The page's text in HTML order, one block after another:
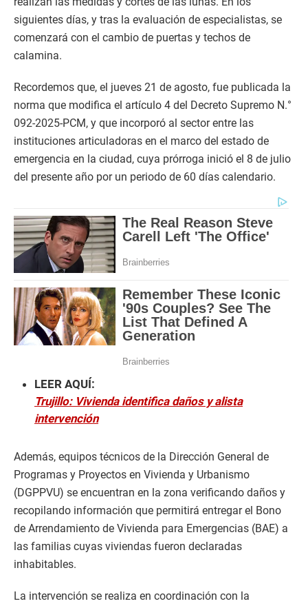
siguientes días, y tras la evaluación de especialistas, se
comenzará con el cambio de puertas y techos de
calamina.
Recordemos que, el jueves 21 de agosto, fue publicada la
norma que modifica el artículo 4 del Decreto Supremo N.°
092-2025-PCM, y que incorporó al sector entre las
instituciones articuladoras en el marco del estado de
emergencia en la ciudad, cuya prórroga inició el 8 de julio
del presente año por un periodo de 60 días calendario.
LEER AQUÍ:
Trujillo: Vivienda identifica daños y alista
intervención
Además, equipos técnicos de la Dirección General de
Programas y Proyectos en Vivienda y Urbanismo
(DGPPVU) se encuentran en la zona verificando daños y
recopilando información que permitirá entregar el Bono
de Arrendamiento de Vivienda para Emergencias (BAE) a
las familias cuyas viviendas fueron declaradas
inhabitables.
La intervención se realiza en coordinación con la